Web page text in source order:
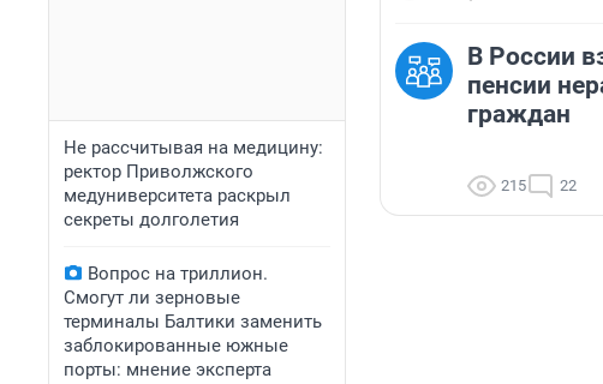
Не рассчитывая на медицину:
ректор Приволжского
медуниверситета раскрыл
секреты долголетия
Вопрос на триллион.
Смогут ли зерновые
терминалы Балтики заменить
заблокированные южные
порты: мнение эксперта
В России
пенсии
граждан
215 22